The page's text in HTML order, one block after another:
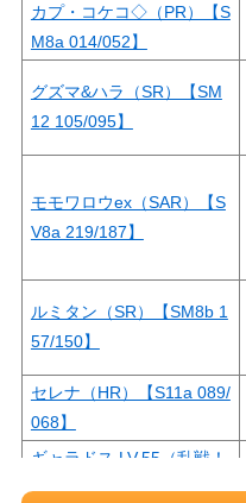
カプ・コケコ◇（PR）【S
M8a 014/052】
グズマ&ハラ（SR）【SM
12 105/095】
モモワロウex（SAR）【S
V8a 219/187】
ルミタン（SR）【SM8b 1
57/150】
セレナ（HR）【S11a 089/
068】
ギャラドス LV.55（乱戦！
ポケモンスクランブル）